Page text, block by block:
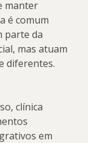
manter
é comum
parte da
mas atuam
diferentes.
clínica
em